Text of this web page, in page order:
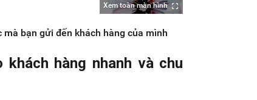
Xem toàn màn hình
bạn gửi đến khách hàng của mình
hàng nhanh và chu